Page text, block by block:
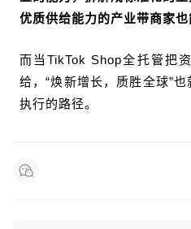
优质供给能力的产业带商家
而当TikTok Shop全托管把
给，“焕新增长，质胜全球”
执行的路径。